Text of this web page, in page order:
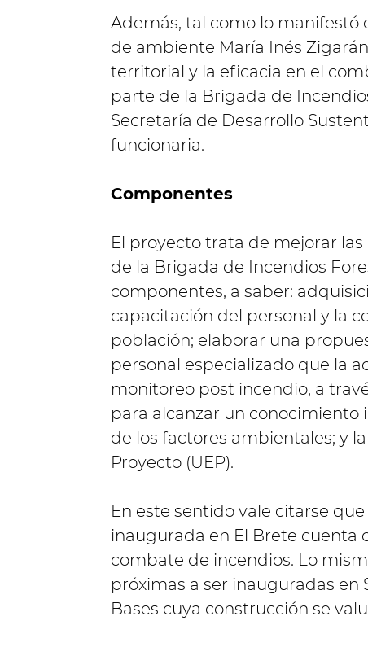
Además, tal como lo
de ambiente María Inés
territorial y la eficacia en el
parte de la Brigada de
Secretaría de Desarrollo
funcionaria.
Componentes
El proyecto trata de mejorar
de la Brigada de Incendios
componentes, a saber:
capacitación del personal y la
población; elaborar una
personal especializado que la
monitoreo post incendio, a
para alcanzar un
de los factores ambientales; y
Proyecto (UEP).
En este sentido vale citarse
inaugurada en El Brete cuenta
combate de incendios. Lo
próximas a ser inauguradas en
Bases cuya construcción se